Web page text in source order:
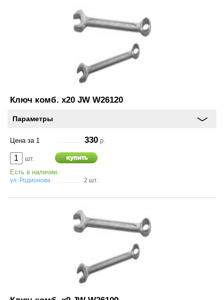
Ключ комб. х20 JW W26120
Параметры
Цена за 1 330 р.
шт.
Есть в наличии:
ул. Родионова 2 шт.